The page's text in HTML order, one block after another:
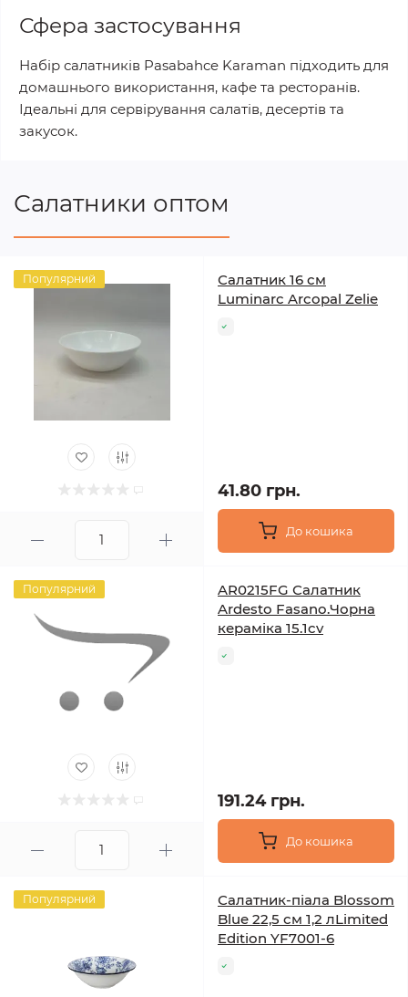
Сфера застосування
Набір салатників Pasabahce Karaman підходить для
домашнього використання, кафе та ресторанів.
Ідеальні для сервірування салатів, десертів та
закусок.
Салатники оптом
Популярний
Салатник 16 см
Luminarc Arcopal Zelie
41.80 грн.
До кошика
Популярний
AR0215FG Салатник
Ardesto Fasano.Чорна
кераміка 15.1cv
191.24 грн.
До кошика
Популярний
Салатник-піала Blossom
Blue 22,5 см 1,2 лLimited
Edition YF7001-6